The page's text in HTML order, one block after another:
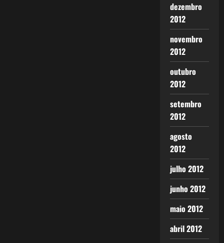
dezembro
2012
novembro
2012
outubro
2012
setembro
2012
agosto
2012
julho 2012
junho 2012
maio 2012
abril 2012